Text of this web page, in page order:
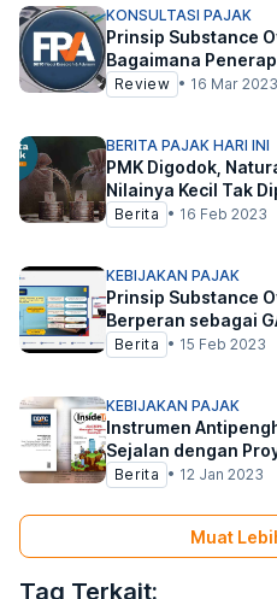
Tag Terkait:
KONSULTASI PAJAK
Prinsip Substance
Bagaimana
Review • 16 Mar 2023
BERITA PAJAK HARI INI
PMK Digodok,
Nilainya Kecil Tak
Berita • 16 Feb 2023
KEBIJAKAN PAJAK
Prinsip Substance
Berperan sebagai
Berita • 15 Feb 2023
KEBIJAKAN PAJAK
Instrumen
Sejalan dengan
Berita • 12 Jan 2023
Muat